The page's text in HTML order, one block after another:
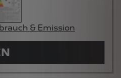
& Emission